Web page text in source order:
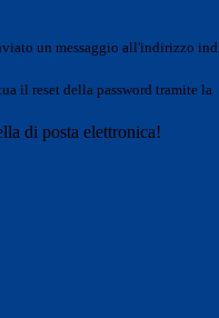
un messaggio all'indirizzo
il reset della password tramite la
di posta elettronica!